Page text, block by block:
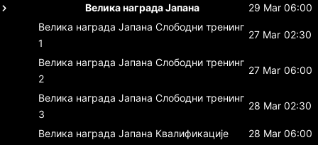
Велика награда Јапана
29 Mar 06:00
Велика награда Јапана Слободни тренинг
1
27 Mar 02:30
Велика награда Јапана Слободни тренинг
2
27 Mar 06:00
Велика награда Јапана Слободни тренинг
3
28 Mar 02:30
Велика награда Јапана Квалификације 28 Mar 06:00